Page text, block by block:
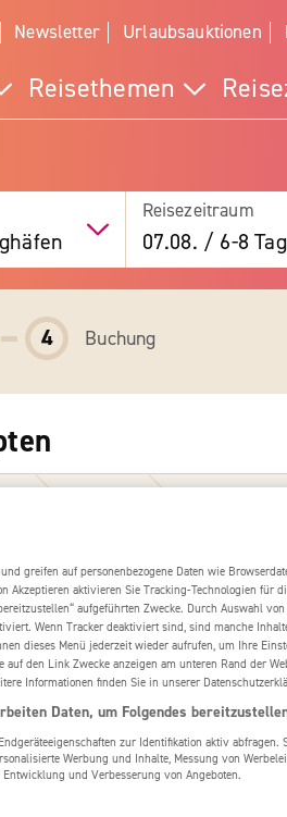
Newsletter Urlaubsauktionen
Reisethemen
Reisezeitraum
07.08. / 6-8
4 Buchung
in Karte anzeigen
greifen auf personenbezogene Daten wie
Akzeptieren aktivieren Sie Tracking-Technologien für
aufgeführten Zwecke. Durch Auswahl
Wenn Tracker deaktiviert sind, sind manche
dieses Menü jederzeit wieder aufrufen, um Ihre
den Link Zwecke anzeigen am unteren Rand der
Informationen finden Sie in unserer
Daten, um Folgendes
zur Identifikation aktiv
Werbung und Inhalte, Messung von
und Verbesserung von Angeboten.